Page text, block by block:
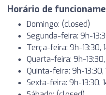
Horário de
Domingo: (closed)
Segunda-feira: 9h-
Terça-feira: 9h-13:30,
Quarta-feira: 9h-13:30,
Quinta-feira: 9h-13:30,
Sexta-feira: 9h-13:30,